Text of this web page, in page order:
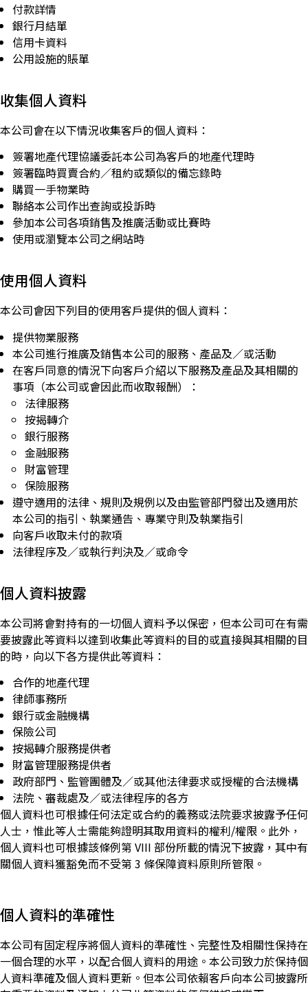
付款詳情
銀行月結單
信用卡資料
公用設施的賬單
收集個人資料
本公司會在以下情況收集客戶的個人資料：
簽署地產代理協議委託本公司為客戶的地產代理時
簽署臨時買賣合約／租約或類似的備忘錄時
購買一手物業時
聯絡本公司作出查詢或投訴時
參加本公司各項銷售及推廣活動或比賽時
使用或瀏覽本公司之網站時
使用個人資料
本公司會因下列目的使用客戶提供的個人資料：
提供物業服務
本公司進行推廣及銷售本公司的服務、產品及／或活動
在客戶同意的情況下向客戶介紹以下服務及產品及其相關的
事項（本公司或會因此而收取報酬）：
法律服務
按揭轉介
銀行服務
金融服務
財富管理
保險服務
遵守適用的法律、規則及規例以及由監管部門發出及適用於
本公司的指引、執業通告、專業守則及執業指引
向客戶收取未付的款項
法律程序及／或執行判決及／或命令
個人資料披露
本公司將會對持有的一切個人資料予以保密，但本公司可在有需
要披露此等資料以達到收集此等資料的目的或直接與其相關的目
的時，向以下各方提供此等資料：
合作的地產代理
律師事務所
銀行或金融機構
保險公司
按揭轉介服務提供者
財富管理服務提供者
政府部門、監管團體及／或其他法律要求或授權的合法機構
法院、審裁處及／或法律程序的各方
個人資料也可根據任何法定或合約的義務或法院要求披露予任何
人士，惟此等人士需能夠證明其取用資料的權利/權限。此外，
個人資料也可根據該條例第 VIII 部份所載的情況下披露，其中有
關個人資料獲豁免而不受第 3 條保障資料原則所管限。
個人資料的準確性
本公司有固定程序將個人資料的準確性、完整性及相關性保持在
一個合理的水平，以配合個人資料的用途。本公司致力於保持個
人資料準確及個人資料更新。但本公司依賴客戶向本公司披露所